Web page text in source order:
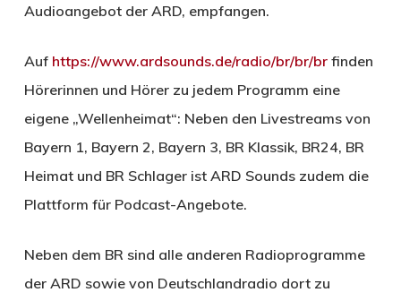
Audioangebot der ARD, empfangen.
Auf https://www.ardsounds.de/radio/br/br/brfinden
Hörerinnen und Hörer zu jedem Programm eine
eigene „Wellenheimat“: Neben den Livestreams von
Bayern 1, Bayern 2, Bayern 3, BR Klassik, BR24, BR
Heimat und BR Schlager ist ARD Sounds zudem die
Plattform für Podcast-Angebote.
Neben dem BR sind alle anderen Radioprogramme
der ARD sowie von Deutschlandradio dort zu